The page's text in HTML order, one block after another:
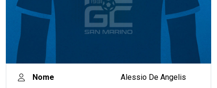
Nome Alessio De Angelis